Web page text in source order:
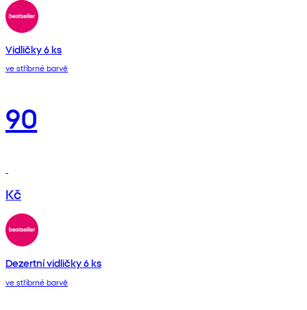
Vidličky 6 ks
ve stříbrné barvě
90
Kč
Dezertní vidličky 6 ks
ve stříbrné barvě